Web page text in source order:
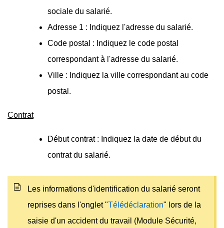
sociale du salarié.
Adresse 1 : Indiquez l'adresse du salarié.
Code postal : Indiquez le code postal
correspondant à l'adresse du salarié.
Ville : Indiquez la ville correspondant au code
postal.
Contrat
Début contrat : Indiquez la date de début du
contrat du salarié.
Les informations d'identification du salarié seront
reprises dans l'onglet "Télédéclaration" lors de la
saisie d'un accident du travail (Module Sécurité,